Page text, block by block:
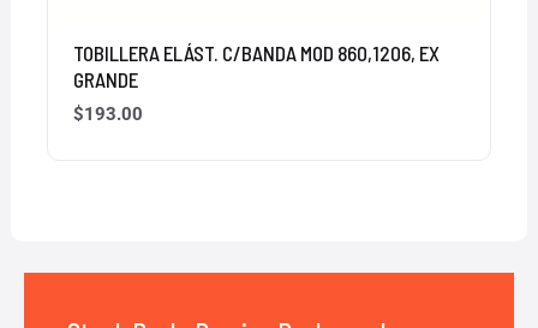
TOBILLERA ELÁST. C/BANDA MOD 860,1206, EX
GRANDE
$193.00